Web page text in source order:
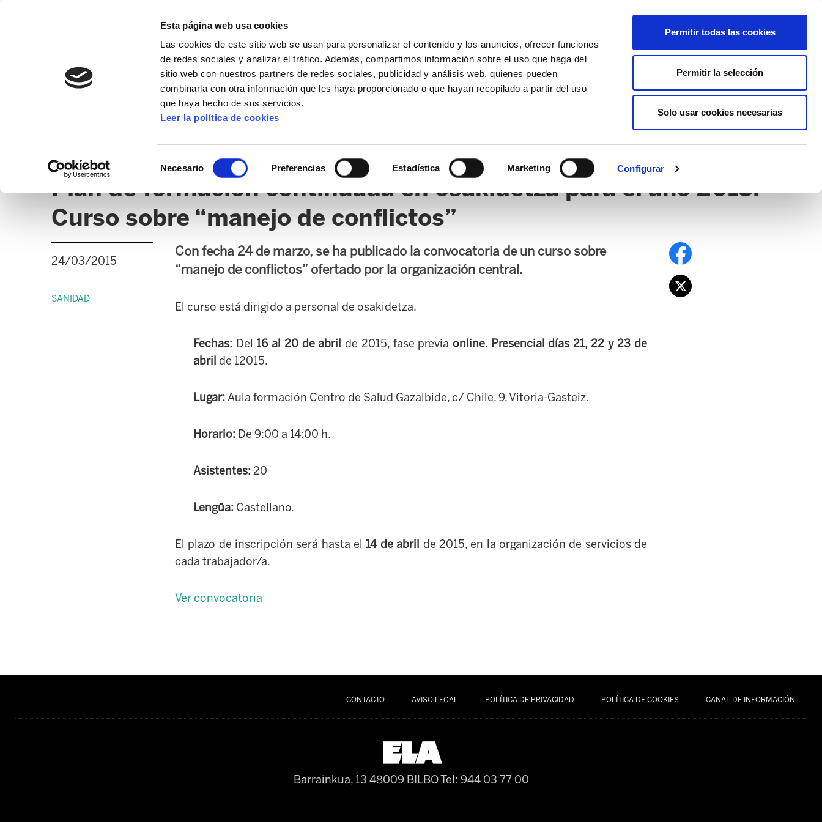
Esta página web usa cookies
Las cookies de este sitio web se usan para personalizar el contenido y los anuncios, ofrecer funciones
de redes sociales y analizar el tráfico. Además, compartimos información sobre el uso que haga del
sitio web con nuestros partners de redes sociales, publicidad y análisis web, quienes pueden
combinarla con otra información que les haya proporcionado o que hayan recopilado a partir del uso
que haya hecho de sus servicios.
Leer la política de cookies
Necesario Preferencias Estadística Marketing Configurar
Permitir todas las cookies
Permitir la selección
Solo usar cookies necesarias
AFÍLIATE
Plan de formación continuada en osakidetza para el año 2015:
Curso sobre “manejo de conflictos”
24/03/2015
SANIDAD
Con fecha 24 de marzo, se ha publicado la convocatoria de un curso sobre
“manejo de conflictos” ofertado por la organización central.
El curso está dirigido a personal de osakidetza.
Fechas: Del 16 al 20 de abril de 2015, fase previa online. Presencial días 21, 22 y 23 de
abril de 12015.
Lugar:Aula formación Centro de Salud Gazalbide, c/ Chile, 9, Vitoria-Gasteiz.
Horario: De 9:00 a 14:00 h.
Asistentes:20
Lengüa: Castellano.
El plazo de inscripción será hasta el 14 de abril de 2015, en la organización de servicios de
cada trabajador/a.
Ver convocatoria
CONTACTO AVISO LEGAL POLÍTICA DE PRIVACIDAD POLÍTICA DE COOKIES CANAL DE INFORMACIÓN
Barrainkua, 13 48009 BILBOTel: 944 03 77 00